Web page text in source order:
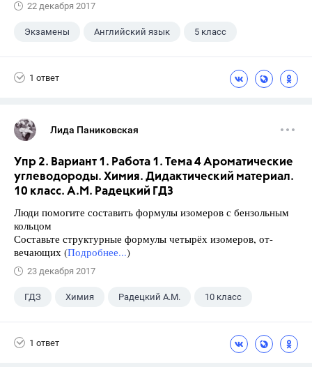
22 декабря 2017
Экзамены Английский язык 5 класс
1 ответ
Лида Паниковская
Упр 2. Вариант 1. Работа 1. Тема 4 Ароматические
углеводороды. Химия. Дидактический материал.
10 класс. А.М. Радецкий ГДЗ
Люди помогите составить формулы изомеров с бензольным
кольцом
Составьте структурные формулы четырёх изомеров, от-
вечающих (Подробнее...)
23 декабря 2017
ГДЗ Химия Радецкий А.М. 10 класс
1 ответ